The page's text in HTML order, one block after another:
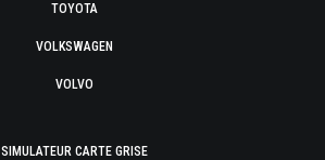
TOYOTA
VOLKSWAGEN
VOLVO
SIMULATEUR CARTE GRISE